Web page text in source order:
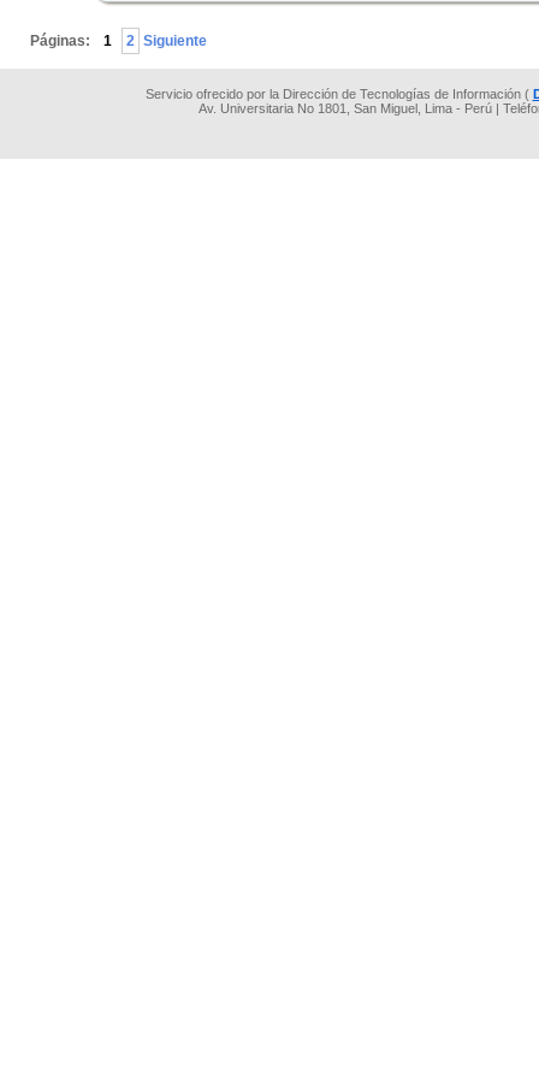
Páginas: 1 2 Siguiente
Servicio ofrecido por la Dirección de Tecnologías de Información (
Av. Universitaria No 1801, San Miguel, Lima - Perú |